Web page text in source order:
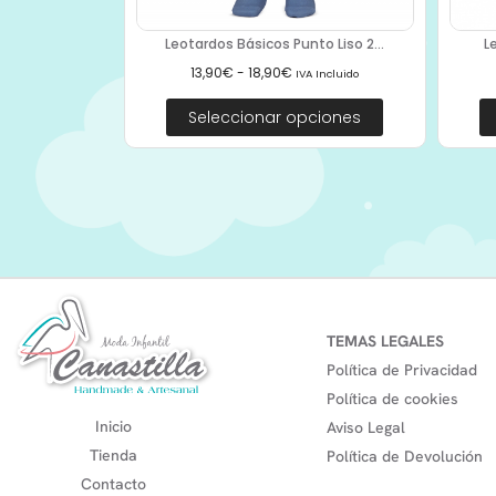
Leotardos Básicos Punto Liso 2...
13,90€ - 18,90€ IVA Incluido
Seleccionar opciones
Inicio
Tienda
Contacto
TEMAS LEGALES
Política de Privacidad
Política de cookies
Aviso Legal
Política de Devolución